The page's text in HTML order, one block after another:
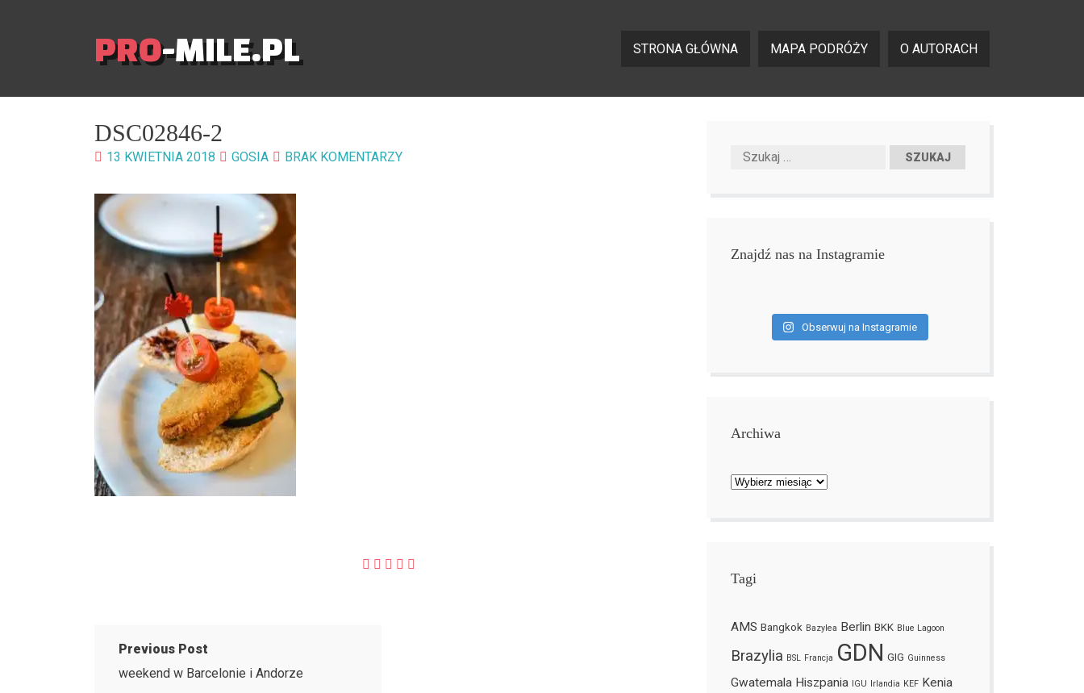
PRO-MILE.PL STRONA GŁÓWNA MAPA PODRÓŻY O AUTORACH
DSC02846-2
13 KWIETNIA 2018 GOSIA BRAK KOMENTARZY
Previous Post
weekend w Barcelonie i Andorze
Znajdź nas na Instagramie
Obserwuj na Instagramie
Archiwa
Archiwa
Tagi
AMS Bangkok Bazylea Berlin BKK Blue Lagoon
Brazylia BSL Francja GDN GIG Guinness
Gwatemala Hiszpania IGU Irlandia KEF Kenia